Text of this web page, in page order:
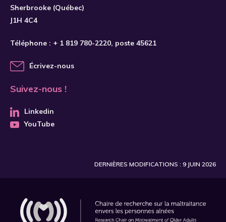
Sherbrooke (Québec)
J1H 4C4
Téléphone : + 1 819 780-2220, poste 45621
Écrivez-nous
Suivez-nous !
Linkedin
YouTube
DERNIÈRES MODIFICATIONS : 9 JUIN 2026